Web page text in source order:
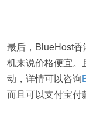
最后，BlueHost
机来说价格便宜
动，详情可以咨询
而且可以支付宝付